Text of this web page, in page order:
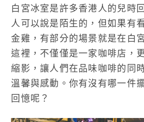
白宮冰室是許多香港人的兒時
人可以說是陌生的，但如果有
金雞，有部分的場景就是在白
這裡，不僅僅是一家咖啡店，
縮影，讓人們在品味咖啡的同
溫馨與感動。你有沒有哪一件
回憶呢？